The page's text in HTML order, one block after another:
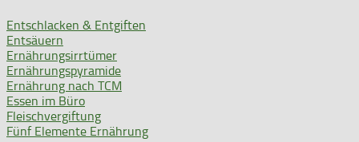
Entschlacken & Entgiften
Entsäuern
Ernährungsirrtümer
Ernährungspyramide
Ernährung nach TCM
Essen im Büro
Fleischvergiftung
Fünf Elemente Ernährung